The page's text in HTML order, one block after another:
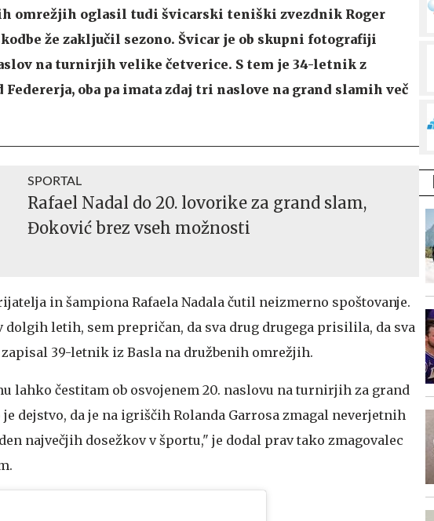
omrežjih oglasil tudi švicarski teniški zvezdnik Roger
že zaključil sezono. Švicar je ob skupni fotografiji
na turnirjih velike četverice. S tem je 34-letnik z
oba pa imata zdaj tri naslove na grand slamih več
SPORTAL
Rafael Nadal do 20. lovorike za grand slam,
Đoković brez vseh možnosti
in šampiona Rafaela Nadala čutil neizmerno spoštovanje.
dolgih letih, sem prepričan, da sva drug drugega prisilila, da sva
39-letnik iz Basla na družbenih omrežjih.
lahko čestitam ob osvojenem 20. naslovu na turnirjih za grand
je dejstvo, da je na igriščih Rolanda Garrosa zmagal neverjetnih
največjih dosežkov v športu," je dodal prav tako zmagovalec